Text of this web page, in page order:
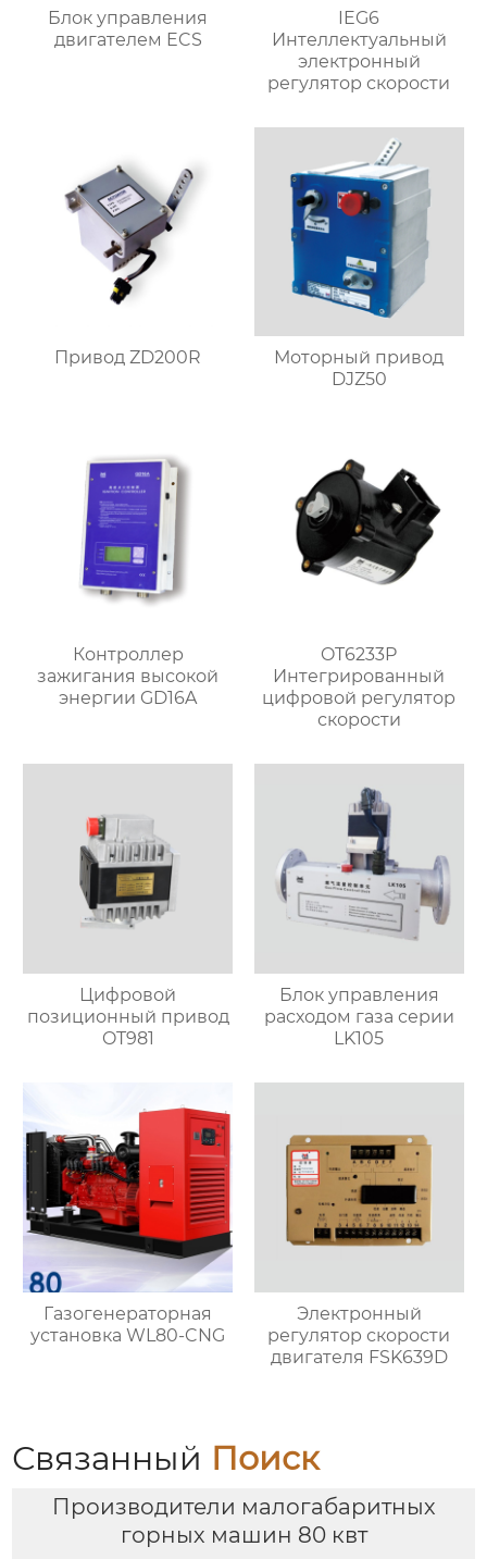
Блок управления
двигателем ECS
IEG6
Интеллектуальный
электронный
регулятор скорости
Привод ZD200R
Моторный привод
DJZ50
Контроллер
зажигания высокой
энергии GD16A
OT6233P
Интегрированный
цифровой регулятор
скорости
Цифровой
позиционный привод
OT981
Блок управления
расходом газа серии
LK105
Газогенераторная
установка WL80-CNG
Электронный
регулятор скорости
двигателя FSK639D
Связанный Поиск
Производители малогабаритных
горных машин 80 квт